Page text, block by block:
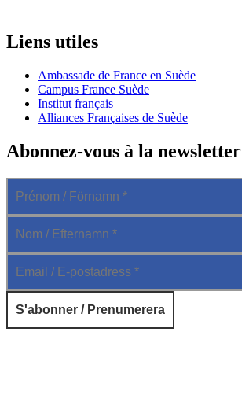
Liens utiles
Ambassade de France en Suède
Campus France Suède
Institut français
Alliances Françaises de Suède
Abonnez-vous à la newsletter